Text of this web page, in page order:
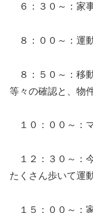
６：３０～：家
８：００～：運
８：５０～：移
等々の確認と、物
１０：００～：
１２：３０～：
たくさん歩いて運
１５：００～：